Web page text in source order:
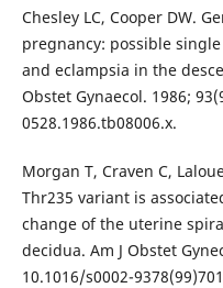
Chesley LC, Cooper DW.
pregnancy: possible
and eclampsia in the
Obstet Gynaecol. 1986;
0528.1986.tb08006.x.
Morgan T, Craven C,
Thr235 variant is
change of the uterine
decidua. Am J Obstet
10.1016/s0002-